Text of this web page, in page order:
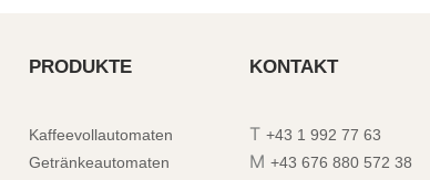
PRODUKTE
Kaffeevollautomaten
Getränkeautomaten
KONTAKT
T +43 1 992 77 63
M +43 676 880 572 38